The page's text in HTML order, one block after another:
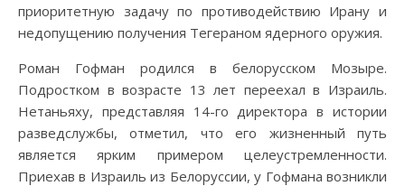
приоритетную задачу по противодействию Ирану и
недопущению получения Тегераном ядерного оружия.
Роман Гофман родился в белорусском Мозыре.
Подростком в возрасте 13 лет переехал в Израиль.
Нетаньяху, представляя 14-го директора в истории
разведслужбы, отметил, что его жизненный путь
является ярким примером целеустремленности.
Приехав в Израиль из Белоруссии, у Гофмана возникли